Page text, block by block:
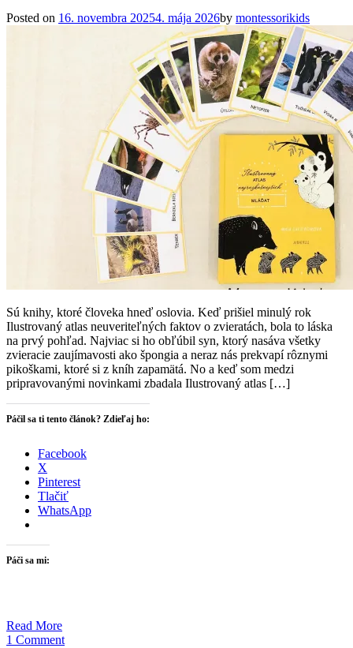
Posted on 16. novembra 20254. mája 2026by montessorikids
Sú knihy, ktoré človeka hneď oslovia. Keď prišiel minulý rok
Ilustrovaný atlas neuveriteľných faktov o zvieratách, bola to láska
na prvý pohľad. Najviac si ho obľúbil syn, ktorý nasáva všetky
zvieracie zaujímavosti ako špongia a neraz nás prekvapí rôznymi
pikoškami, ktoré si z kníh zapamätá. No a keď som medzi
pripravovanými novinkami zbadala Ilustrovaný atlas […]
Páčil sa ti tento článok? Zdieľaj ho:
Facebook
X
Pinterest
Tlačiť
WhatsApp
Páči sa mi:
Read More
1 Comment